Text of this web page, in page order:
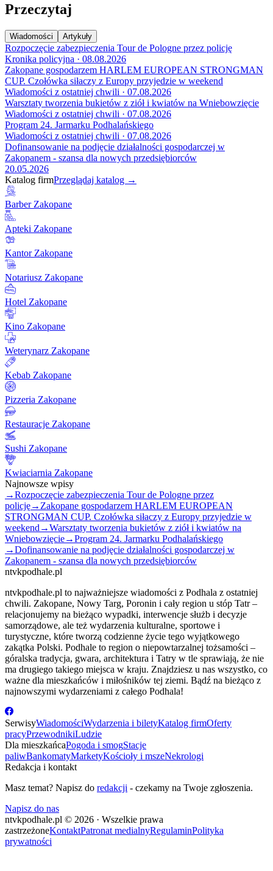
Przeczytaj
Wiadomości Artykuły
Rozpoczęcie zabezpieczenia Tour de Pologne przez policję
Kronika policyjna · 08.08.2026
Zakopane gospodarzem HARLEM EUROPEAN STRONGMAN
CUP. Czołówka siłaczy z Europy przyjedzie w weekend
Wiadomości z ostatniej chwili · 07.08.2026
Warsztaty tworzenia bukietów z ziół i kwiatów na Wniebowzięcie
Wiadomości z ostatniej chwili · 07.08.2026
Program 24. Jarmarku Podhalańskiego
Wiadomości z ostatniej chwili · 07.08.2026
Dofinansowanie na podjęcie działalności gospodarczej w
Zakopanem - szansa dla nowych przedsiębiorców
20.05.2026
Katalog firmPrzeglądaj katalog →
Barber Zakopane
Apteki Zakopane
Kantor Zakopane
Notariusz Zakopane
Hotel Zakopane
Kino Zakopane
Weterynarz Zakopane
Kebab Zakopane
Pizzeria Zakopane
Restauracje Zakopane
Sushi Zakopane
Kwiaciarnia Zakopane
Najnowsze wpisy
→Rozpoczęcie zabezpieczenia Tour de Pologne przez
policję→ Zakopane gospodarzem HARLEM EUROPEAN
STRONGMAN CUP. Czołówka siłaczy z Europy przyjedzie w
weekend →Warsztaty tworzenia bukietów z ziół i kwiatów na
Wniebowzięcie→Program 24. Jarmarku Podhalańskiego
→Dofinansowanie na podjęcie działalności gospodarczej w
Zakopanem - szansa dla nowych przedsiębiorców
ntvkpodhale.pl
ntvkpodhale.pl to najważniejsze wiadomości z Podhala z ostatniej
chwili. Zakopane, Nowy Targ, Poronin i cały region u stóp Tatr –
relacjonujemy na bieżąco wypadki, interwencje służb i decyzje
samorządowe, ale też wydarzenia kulturalne, sportowe i
turystyczne, które tworzą codzienne życie tego wyjątkowego
zakątka Polski. Podhale to region o niepowtarzalnej tożsamości –
góralska tradycja, gwara, architektura i Tatry w tle sprawiają, że nie
ma drugiego takiego miejsca w kraju. Znajdziesz u nas wszystko, co
ważne dla mieszkańców i miłośników tej ziemi. Bądź na bieżąco z
najnowszymi wydarzeniami z całego Podhala!
SerwisyWiadomościWydarzenia i biletyKatalog firmOferty
pracyPrzewodnikiLudzie
Dla mieszkańcaPogoda i smogStacje
paliwBankomatyMarketyKościoły i mszeNekrologi
Redakcja i kontakt
Masz temat? Napisz do redakcji - czekamy na Twoje zgłoszenia.
Napisz do nas
ntvkpodhale.pl © 2026 · Wszelkie prawa
zastrzeżoneKontaktPatronat medialnyRegulaminPolityka
prywatności